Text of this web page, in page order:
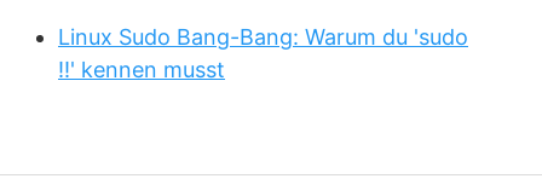
Linux Sudo Bang-Bang: Warum du 'sudo
!!' kennen musst